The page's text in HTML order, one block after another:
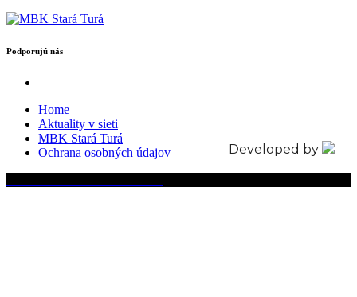
Podporujú nás
Home
Aktuality v sieti
MBK Stará Turá
Ochrana osobných údajov
Developed by